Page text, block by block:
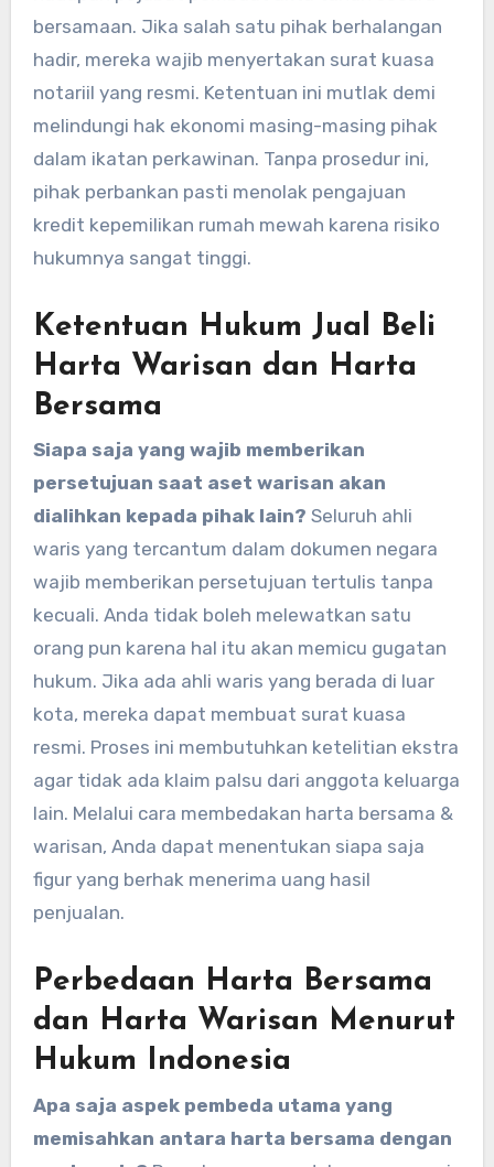
bersamaan. Jika salah satu pihak berhalangan
hadir, mereka wajib menyertakan surat kuasa
notariil yang resmi. Ketentuan ini mutlak demi
melindungi hak ekonomi masing-masing pihak
dalam ikatan perkawinan. Tanpa prosedur ini,
pihak perbankan pasti menolak pengajuan
kredit kepemilikan rumah mewah karena risiko
hukumnya sangat tinggi.
Ketentuan Hukum Jual Beli
Harta Warisan dan Harta
Bersama
Siapa saja yang wajib memberikan
persetujuan saat aset warisan akan
dialihkan kepada pihak lain? Seluruh ahli
waris yang tercantum dalam dokumen negara
wajib memberikan persetujuan tertulis tanpa
kecuali. Anda tidak boleh melewatkan satu
orang pun karena hal itu akan memicu gugatan
hukum. Jika ada ahli waris yang berada di luar
kota, mereka dapat membuat surat kuasa
resmi. Proses ini membutuhkan ketelitian ekstra
agar tidak ada klaim palsu dari anggota keluarga
lain. Melalui cara membedakan harta bersama &
warisan, Anda dapat menentukan siapa saja
figur yang berhak menerima uang hasil
penjualan.
Perbedaan Harta Bersama
dan Harta Warisan Menurut
Hukum Indonesia
Apa saja aspek pembeda utama yang
memisahkan antara harta bersama dengan